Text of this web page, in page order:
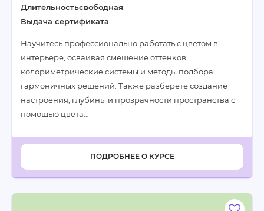
Длительностьсвободная
Выдача сертификата
Научитесь профессионально работать с цветом в
интерьере, осваивая смешение оттенков,
колориметрические системы и методы подбора
гармоничных решений. Также разберете создание
настроения, глубины и прозрачности пространства с
помощью цвета…
ПОДРОБНЕЕ О КУРСЕ